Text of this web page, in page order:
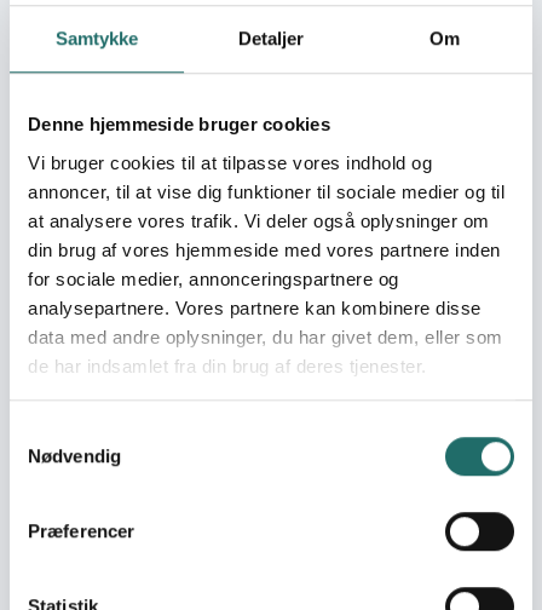
Samtykke Detaljer Om
Denne hjemmeside bruger cookies
Vi bruger cookies til at tilpasse vores indhold og
annoncer, til at vise dig funktioner til sociale medier og til
at analysere vores trafik. Vi deler også oplysninger om
din brug af vores hjemmeside med vores partnere inden
for sociale medier, annonceringspartnere og
analysepartnere. Vores partnere kan kombinere disse
data med andre oplysninger, du har givet dem, eller som
de har indsamlet fra din brug af deres tjenester.
Nødvendig
Præferencer
Strengthening S&RHR
capacity in schools
perspectives on S&RHR
education in Colombia
Together in sexual
education: Connecting
families and schools
Seksualundersvisning
og ligestilling i
Breaking the taboo –
S&RHR education in a
family setting
Engaging students for
S&RHR education in